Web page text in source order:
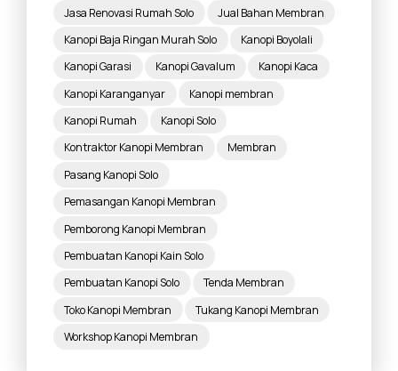
Jasa Renovasi Rumah Solo
Jual Bahan Membran
Kanopi Baja Ringan Murah Solo
Kanopi Boyolali
Kanopi Garasi
Kanopi Gavalum
Kanopi Kaca
Kanopi Karanganyar
Kanopi membran
Kanopi Rumah
Kanopi Solo
Kontraktor Kanopi Membran
Membran
Pasang Kanopi Solo
Pemasangan Kanopi Membran
Pemborong Kanopi Membran
Pembuatan Kanopi Kain Solo
Pembuatan Kanopi Solo
Tenda Membran
Toko Kanopi Membran
Tukang Kanopi Membran
Workshop Kanopi Membran